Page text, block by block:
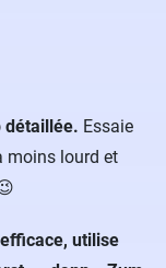
détaillée. Essaie
moins lourd et
utilise